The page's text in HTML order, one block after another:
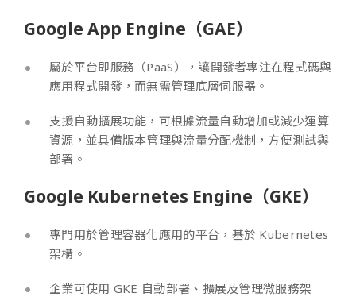
Google App Engine（GAE）
屬於平台即服務（PaaS），讓開發者專注在程式碼與
應用程式開發，而無需管理底層伺服器。
支援自動擴展功能，可根據流量自動增加或減少運算
資源，並具備版本管理與流量分配機制，方便測試與
部署。
Google Kubernetes Engine（GKE）
專門用於管理容器化應用的平台，基於 Kubernetes
架構。
企業可使用 GKE 自動部署、擴展及管理微服務架